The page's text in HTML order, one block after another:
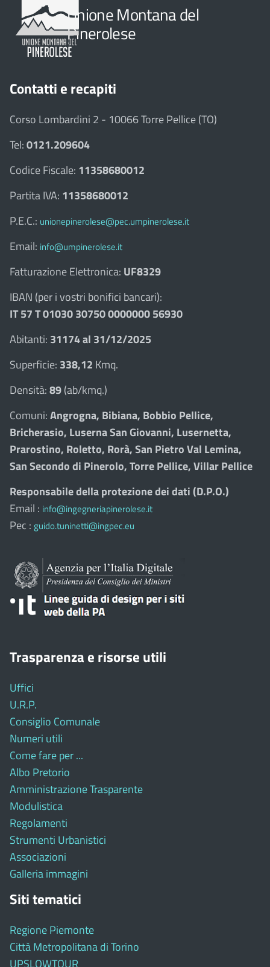
Unione Montana del
Pinerolese
Contatti e recapiti
Corso Lombardini 2 - 10066 Torre Pellice (TO)
Tel:0121.209604
Codice Fiscale: 11358680012
Partita IVA: 11358680012
P.E.C.: unionepinerolese@pec.umpinerolese.it
Email: info@umpinerolese.it
Fatturazione Elettronica: UF8329
IBAN (per i vostri bonifici bancari):
IT 57 T 01030 30750 0000000 56930
Abitanti: 31174 al 31/12/2025
Superficie: 338,12 Kmq.
Densità:89(ab/kmq.)
Comuni:Angrogna, Bibiana, Bobbio Pellice,
Bricherasio, Luserna San Giovanni, Lusernetta,
Prarostino, Roletto, Rorà, San Pietro Val Lemina,
San Secondo di Pinerolo, Torre Pellice, Villar Pellice
Responsabile della protezione dei dati (D.P.O.)
Email : info@ingegneriapinerolese.it
Pec : guido.tuninetti@ingpec.eu
Trasparenza e risorse utili
Uffici
U.R.P.
Consiglio Comunale
Numeri utili
Come fare per ...
Albo Pretorio
Amministrazione Trasparente
Modulistica
Regolamenti
Strumenti Urbanistici
Associazioni
Galleria immagini
Siti tematici
Regione Piemonte
Città Metropolitana di Torino
UPSLOWTOUR